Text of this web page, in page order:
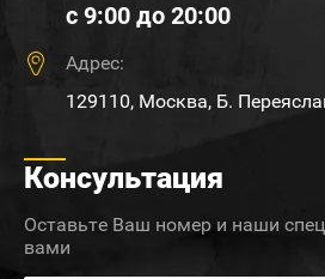
с 9:00 до 20:00
Адрес:
129110, Москва, Б.
Консультация
Оставьте Ваш номер и наши
вами